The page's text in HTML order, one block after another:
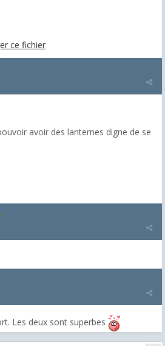
ce fichier
avoir des lanternes digne de se
1
Les deux sont superbes